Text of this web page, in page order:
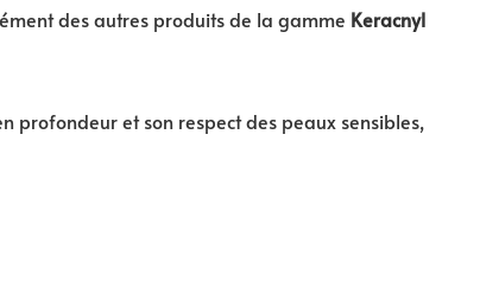
des autres produits de la gamme Keracnyl
profondeur et son respect des peaux sensibles,